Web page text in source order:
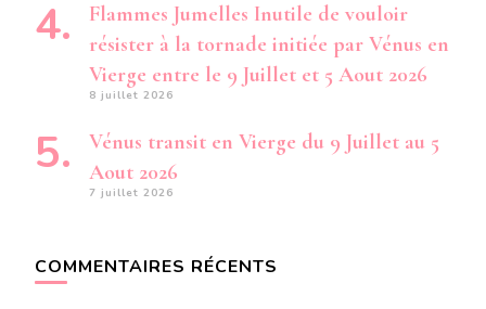
Flammes Jumelles Inutile de vouloir
résister à la tornade initiée par Vénus en
Vierge entre le 9 Juillet et 5 Aout 2026
8 juillet 2026
Vénus transit en Vierge du 9 Juillet au 5
Aout 2026
7 juillet 2026
COMMENTAIRES RÉCENTS